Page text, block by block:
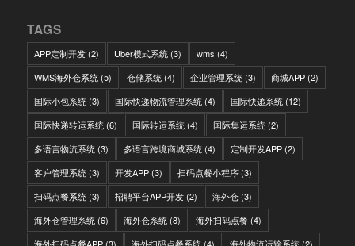
TAGS
APP定制开发(2) Uber模式系统(3) wms (4)
WMS海外仓系统(5) 仓储系统(4) 企业管理系统(3) 商城APP(2)
国际小包系统(3) 国际快递物流管理系统(4) 国际快递系统(12)
国际快递转运系统(6) 国际转运系统(4) 国际集运系统(2)
多语言物流系统(3) 多语言跨境商城系统(4) 定制开发APP(2)
客户管理系统(3) 开发APP(3) 扫码点餐小程序(3)
扫码点餐系统(3) 招聘平台APP开发(2) 海外仓(3)
海外仓管理系统(6) 海外仓系统(8) 海外扫码点餐(4)